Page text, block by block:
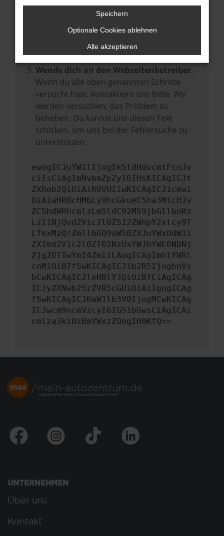
sind.
Veraltete Software birgt nicht nur ein
Sicherheitsrisiko, sondern kann auch dazu
führen, dass bestimmte Funktionen nicht
mehr unterstützt werden.
Wende dich an den Webseitenbetreiber.
Wenn du alle oben genannten Schritte
versucht hast, kontaktiere uns bitte. Wir
werden versuchen, das Problem zu
beheben. Du kannst uns diesen Text
schicken, um uns bei der Fehlersuche zu
unterstützen:
ewogICJuYW1lIjogIk5ldHdvcmtFcnJv
ciIsCiAgImNvbmZpZyI6IHsKICAgICJt
ZXRob2QiOiAiR0VUIiwKICAgICJ1cmwi
OiAiaHR0cHM6Ly9hcGkueC5ha3MtcHJv
ZC5hdWRhcmlzLm5ldC92MS9jbGllbnRz
LzI1NjQvd2Vic2l0ZS12ZWhpY2xlcy9T
LTkxMzQ/ZmllbGQ9aW50ZXJuYWxOdW1i
ZXImd2Vic2l0ZT02NzUxYWJhYWE0NDNj
Zjg2OTIwYmI4ZmIiLAogICAgImhlYWRl
cnMiOiB7fSwKICAgICJib2R5IjogbnVs
bCwKICAgICJleHBlY3QiOiB7CiAgICAg
ICJyZXNwb25zZVR5cGUiOiAiIgogICAg
fSwKICAgICJ0aW1lb3V0IjogMCwKICAg
ICJwcm9ncmVzcyI6IG51bGwsCiAgICAi
cmlza3kiOiBmYWxzZQogIH0KfQ==
UNTERNEHMEN
Über uns
Kontakt
Speichern
Optionale Cookies ablehnen
Alle akzeptieren